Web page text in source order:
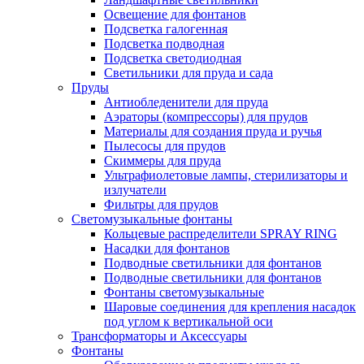
Освещение для фонтанов
Подсветка галогенная
Подсветка подводная
Подсветка светодиодная
Светильники для пруда и сада
Пруды
Антиобледенители для пруда
Аэраторы (компрессоры) для прудов
Материалы для создания пруда и ручья
Пылесосы для прудов
Скиммеры для пруда
Ультрафиолетовые лампы, стерилизаторы и
излучатели
Фильтры для прудов
Светомузыкальные фонтаны
Кольцевые распределители SPRAY RING
Насадки для фонтанов
Подводные светильники для фонтанов
Подводные светильники для фонтанов
Фонтаны светомузыкальные
Шаровые соединения для крепления насадок
под углом к вертикальной оси
Трансформаторы и Аксессуары
Фонтаны